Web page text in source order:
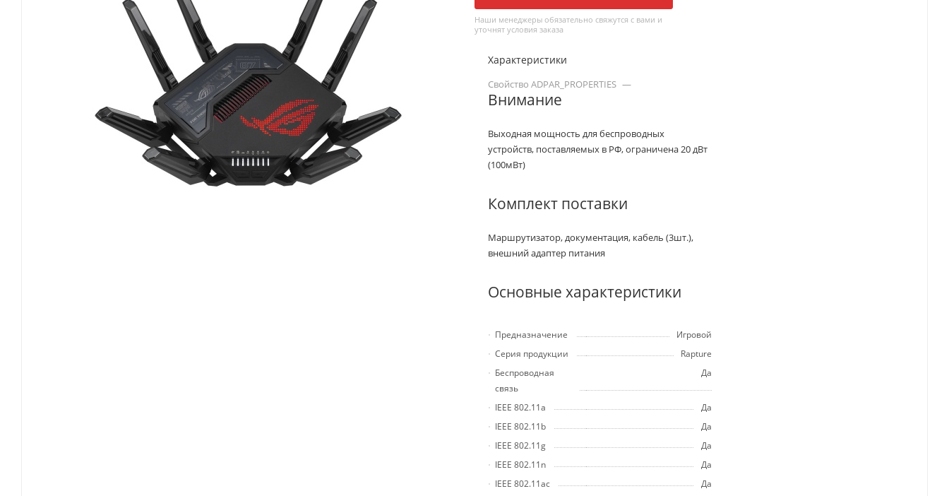
Наши менеджеры обязательно свяжутся с вами и
уточнят условия заказа
Характеристики
Свойство ADPAR_PROPERTIES —
Внимание
Выходная мощность для беспроводных
устройств, поставляемых в РФ, ограничена 20 дВт
(100мВт)
Комплект поставки
Маршрутизатор, документация, кабель (3шт.),
внешний адаптер питания
Основные характеристики
Предназначение
Игровой
Серия продукции
Rapture
Беспроводная
связь
Да
IEEE 802.11a
Да
IEEE 802.11b
Да
IEEE 802.11g
Да
IEEE 802.11n
Да
IEEE 802.11ac
Да